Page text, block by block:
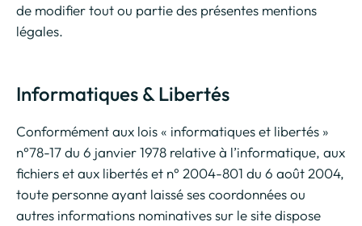
de modifier tout ou partie des présentes mentions
légales.
Informatiques & Libertés
Conformément aux lois « informatiques et libertés »
n°78-17 du 6 janvier 1978 relative à l’informatique, aux
fichiers et aux libertés et n° 2004-801 du 6 août 2004,
toute personne ayant laissé ses coordonnées ou
autres informations nominatives sur le site dispose